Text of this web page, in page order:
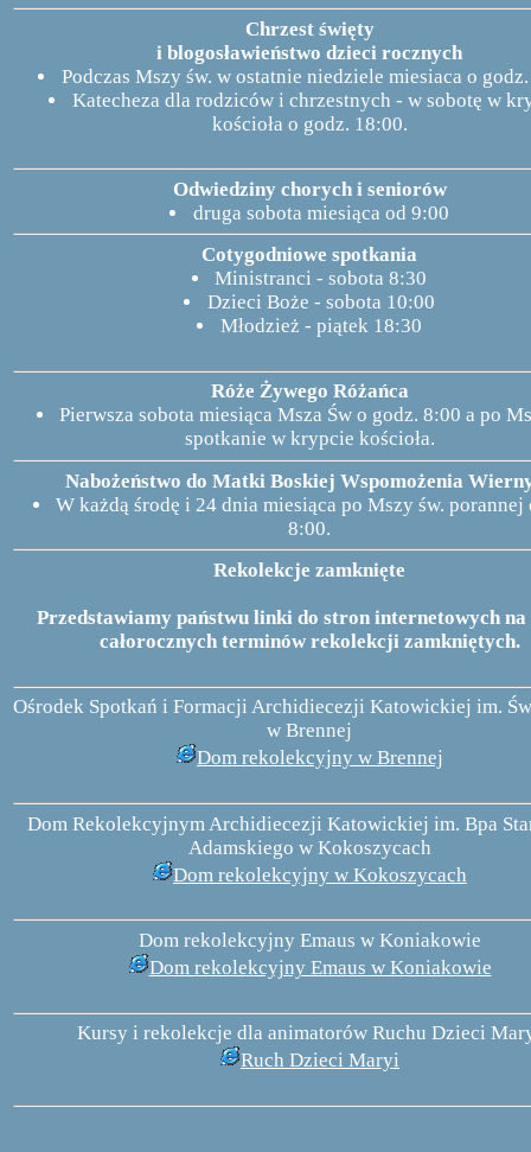
Chrzest święty
i blogosławieństwo dzieci rocznych
Podczas Mszy św. w ostatnie niedziele miesiaca o
Katecheza dla rodziców i chrzestnych - w sobotę w
kościoła o godz. 18:00.
Odwiedziny chorych i seniorów
druga sobota miesiąca od 9:00
Cotygodniowe spotkania
Ministranci - sobota 8:30
Dzieci Boże - sobota 10:00
Młodzież - piątek 18:30
Róże Żywego Różańca
Pierwsza sobota miesiąca Msza Św o godz. 8:00 a po
spotkanie w krypcie kościoła.
Nabożeństwo do Matki Boskiej Wspomożenia
W każdą środę i 24 dnia miesiąca po Mszy św. porannej
8:00.
Rekolekcje zamknięte
Przedstawiamy państwu linki do stron internetowych
całorocznych terminów rekolekcji zamkniętych.
Ośrodek Spotkań i Formacji Archidiecezji Katowickiej im.
w Brennej
Dom rekolekcyjny w Brennej
Dom Rekolekcyjnym Archidiecezji Katowickiej im. Bpa
Adamskiego w Kokoszycach
Dom rekolekcyjny w Kokoszycach
Dom rekolekcyjny Emaus w Koniakowie
Dom rekolekcyjny Emaus w Koniakowie
Kursy i rekolekcje dla animatorów Ruchu Dzieci
Ruch Dzieci Maryi